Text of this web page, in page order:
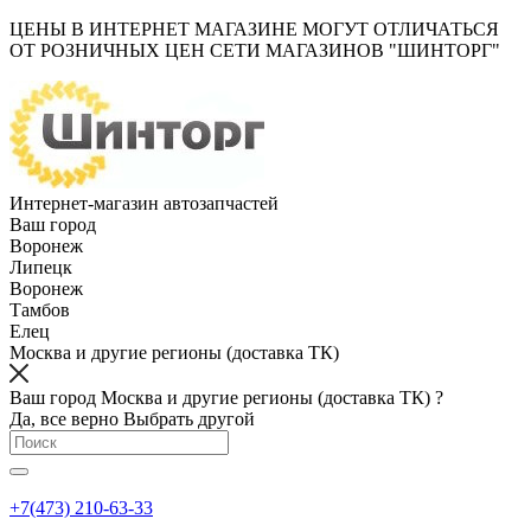
ЦЕНЫ В ИНТЕРНЕТ МАГАЗИНЕ МОГУТ ОТЛИЧАТЬСЯ
ОТ РОЗНИЧНЫХ ЦЕН СЕТИ МАГАЗИНОВ "ШИНТОРГ"
Интернет-магазин автозапчастей
Ваш город
Воронеж
Липецк
Воронеж
Тамбов
Елец
Москва и другие регионы (доставка ТК)
Ваш город Москва и другие регионы (доставка ТК) ?
Да, все верно Выбрать другой
+7(473) 210-63-33